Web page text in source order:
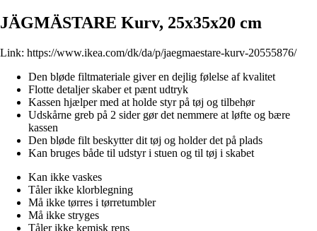
JÄGMÄSTARE Kurv, 25x35x20 cm
Link: https://www.ikea.com/dk/da/p/jaegmaestare-kurv-20555876/
Den bløde filtmateriale giver en dejlig følelse af kvalitet
Flotte detaljer skaber et pænt udtryk
Kassen hjælper med at holde styr på tøj og tilbehør
Udskårne greb på 2 sider gør det nemmere at løfte og bære
kassen
Den bløde filt beskytter dit tøj og holder det på plads
Kan bruges både til udstyr i stuen og til tøj i skabet
Kan ikke vaskes
Tåler ikke klorblegning
Må ikke tørres i tørretumbler
Må ikke stryges
Tåler ikke kemisk rens